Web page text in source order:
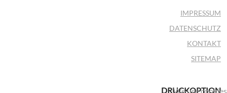
IMPRESSUM
DATENSCHUTZ
KONTAKT
SITEMAP
DRUCKOPTION
We use cookies